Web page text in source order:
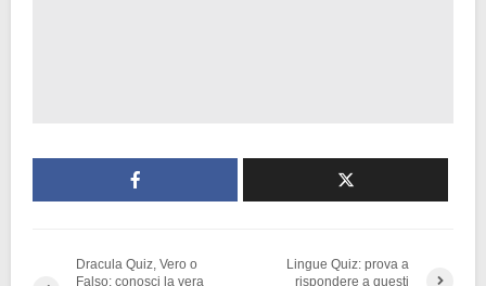
Dracula Quiz, Vero o
Falso: conosci la vera
Lingue Quiz: prova a
rispondere a questi